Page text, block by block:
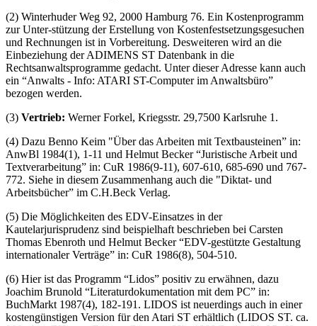
(2) Winterhuder Weg 92, 2000 Hamburg 76. Ein Kostenprogramm
zur Unter-stützung der Erstellung von Kostenfestsetzungsgesuchen
und Rechnungen ist in Vorbereitung. Desweiteren wird an die
Einbeziehung der ADIMENS ST Datenbank in die
Rechtsanwaltsprogramme gedacht. Unter dieser Adresse kann auch
ein “Anwalts - Info: ATARI ST-Computer im Anwaltsbüro”
bezogen werden.
(3) Vertrieb: Werner Forkel, Kriegsstr. 29,7500 Karlsruhe 1.
(4) Dazu Benno Keim "Über das Arbeiten mit Textbausteinen” in:
AnwBl 1984(1), 1-11 und Helmut Becker “Juristische Arbeit und
Textverarbeitung” in: CuR 1986(9-11), 607-610, 685-690 und 767-
772. Siehe in diesem Zusammenhang auch die "Diktat- und
Arbeitsbücher” im C.H.Beck Verlag.
(5) Die Möglichkeiten des EDV-Einsatzes in der
Kautelarjurisprudenz sind beispielhaft beschrieben bei Carsten
Thomas Ebenroth und Helmut Becker “EDV-gestützte Gestaltung
internationaler Verträge” in: CuR 1986(8), 504-510.
(6) Hier ist das Programm “Lidos” positiv zu erwähnen, dazu
Joachim Brunold “Literaturdokumentation mit dem PC” in:
BuchMarkt 1987(4), 182-191. LIDOS ist neuerdings auch in einer
kostengünstigen Version für den Atari ST erhältlich (LIDOS ST. ca.